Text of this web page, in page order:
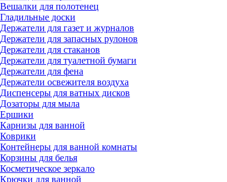
Вешалки для полотенец
Гладильные доски
Держатели для газет и журналов
Держатели для запасных рулонов
Держатели для стаканов
Держатели для туалетной бумаги
Держатели для фена
Держатели освежителя воздуха
Диспенсеры для ватных дисков
Дозаторы для мыла
Ершики
Карнизы для ванной
Коврики
Контейнеры для ванной комнаты
Корзины для белья
Косметическое зеркало
Крючки для ванной